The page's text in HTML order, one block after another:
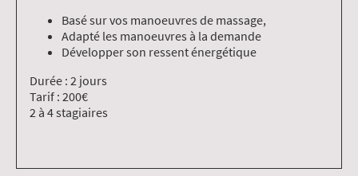
Basé sur vos manoeuvres de massage,
Adapté les manoeuvres à la demande
Développer son ressent énergétique
Durée : 2 jours
Tarif : 200€
2 à 4 stagiaires